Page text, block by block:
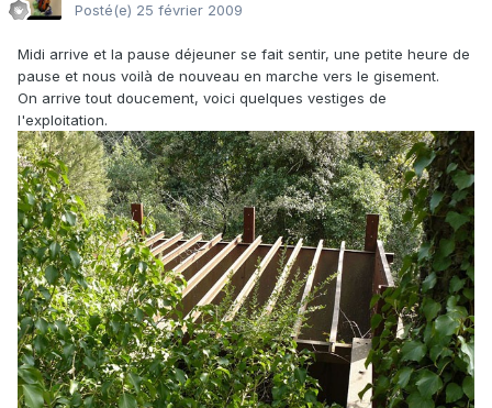
Posté(e) 25 février 2009
Midi arrive et la pause déjeuner se fait sentir, une petite heure de
pause et nous voilà de nouveau en marche vers le gisement.
On arrive tout doucement, voici quelques vestiges de
l'exploitation.